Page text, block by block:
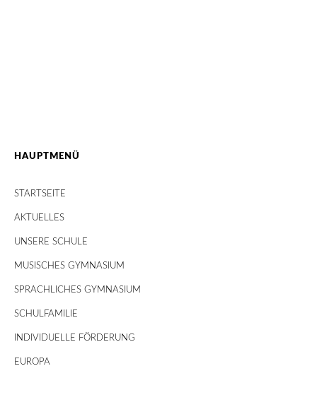
HAUPTMENÜ
STARTSEITE
AKTUELLES
UNSERE SCHULE
MUSISCHES GYMNASIUM
SPRACHLICHES GYMNASIUM
SCHULFAMILIE
INDIVIDUELLE FÖRDERUNG
EUROPA